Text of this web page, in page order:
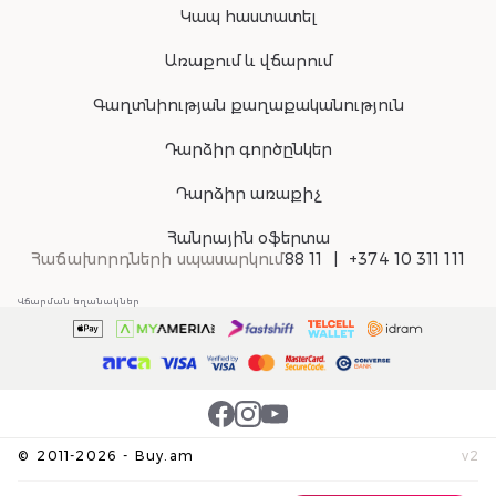
Կապ հաստատել
Առաքում և վճարում
Գաղտնիության քաղաքականություն
Դարձիր գործընկեր
Դարձիր առաքիչ
Հանրային օֆերտա
Հաճախորդների սպասարկում88 11 +374 10 311 111
© 2011-2026 - Buy.am v2
Վճարման եղանակներ